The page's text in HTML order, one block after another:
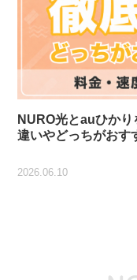
NURO光とauひか
違いやどっちがおす
2026.06.10